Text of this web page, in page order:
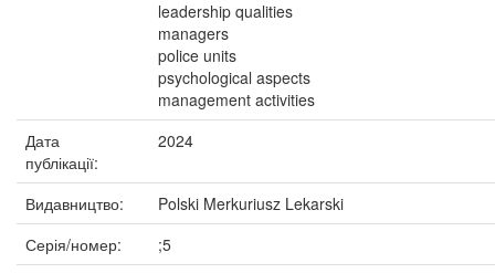
leadership qualities
managers
police units
psychological aspects
management activities
Дата
публікації:
2024
Видавництво:
Polski Merkuriusz Lekarski
Серія/номер:
;5